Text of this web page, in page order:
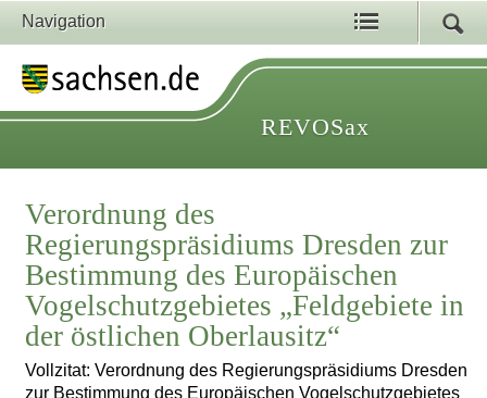
Navigation
REVOSax
Verordnung des
Regierungspräsidiums Dresden zur
Bestimmung des Europäischen
Vogelschutzgebietes „Feldgebiete in
der östlichen Oberlausitz“
Vollzitat: Verordnung des Regierungspräsidiums Dresden
zur Bestimmung des Europäischen Vogelschutzgebietes